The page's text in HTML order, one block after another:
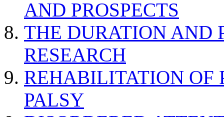
AND PROSPECTS
THE DURATION AND
RESEARCH
REHABILITATION OF
PALSY